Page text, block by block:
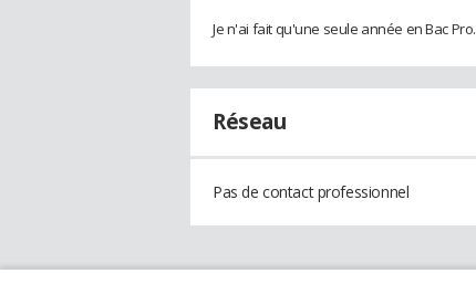
Je n'ai fait qu'une seule année en Bac Pro.
Réseau
Pas de contact professionnel